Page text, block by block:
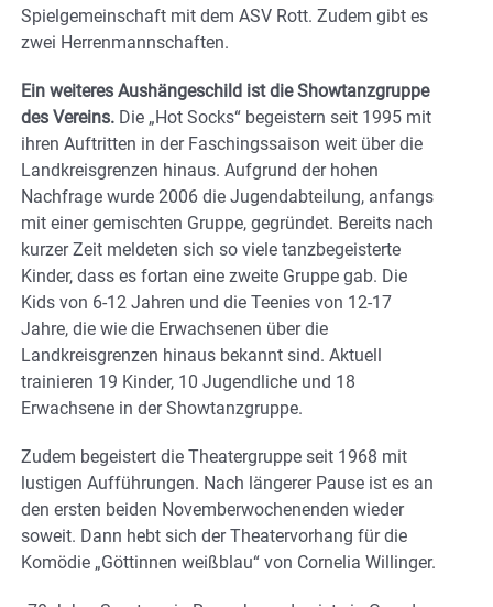
Spielgemeinschaft mit dem ASV Rott. Zudem gibt es
zwei Herrenmannschaften.
Ein weiteres Aushängeschild ist die Showtanzgruppe
des Vereins. Die „Hot Socks“ begeistern seit 1995 mit
ihren Auftritten in der Faschingssaison weit über die
Landkreisgrenzen hinaus. Aufgrund der hohen
Nachfrage wurde 2006 die Jugendabteilung, anfangs
mit einer gemischten Gruppe, gegründet. Bereits nach
kurzer Zeit meldeten sich so viele tanzbegeisterte
Kinder, dass es fortan eine zweite Gruppe gab. Die
Kids von 6-12 Jahren und die Teenies von 12-17
Jahre, die wie die Erwachsenen über die
Landkreisgrenzen hinaus bekannt sind. Aktuell
trainieren 19 Kinder, 10 Jugendliche und 18
Erwachsene in der Showtanzgruppe.
Zudem begeistert die Theatergruppe seit 1968 mit
lustigen Aufführungen. Nach längerer Pause ist es an
den ersten beiden Novemberwochenenden wieder
soweit. Dann hebt sich der Theatervorhang für die
Komödie „Göttinnen weißblau“ von Cornelia Willinger.